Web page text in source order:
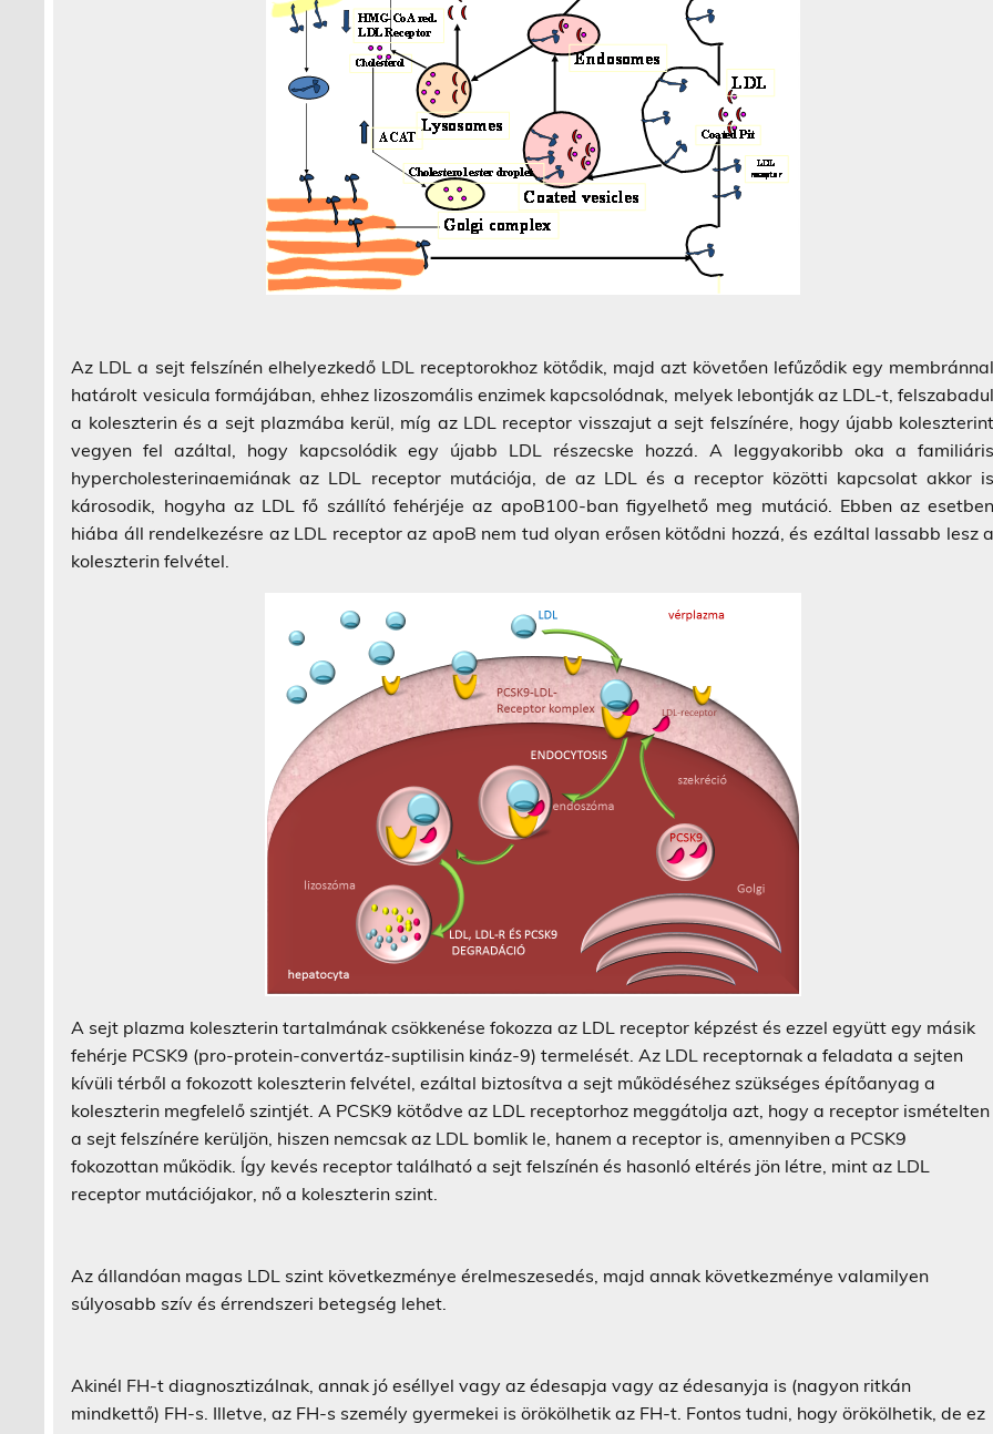
Az LDL a sejt felszínén elhelyezkedő LDL receptorokhoz kötődik, majd azt követően lefűződik egy membránnal
határolt vesicula formájában, ehhez lizoszomális enzimek kapcsolódnak, melyek lebontják az LDL-t, felszabadul
a koleszterin és a sejt plazmába kerül, míg az LDL receptor visszajut a sejt felszínére, hogy újabb koleszterint
vegyen fel azáltal, hogy kapcsolódik egy újabb LDL részecske hozzá. A leggyakoribb oka a familiáris
hypercholesterinaemiának az LDL receptor mutációja, de az LDL és a receptor közötti kapcsolat akkor is
károsodik, hogyha az LDL fő szállító fehérjéje az apoB100-ban figyelhető meg mutáció. Ebben az esetben
hiába áll rendelkezésre az LDL receptor az apoB nem tud olyan erősen kötődni hozzá, és ezáltal lassabb lesz a
koleszterin felvétel.
A sejt plazma koleszterin tartalmának csökkenése fokozza az LDL receptor képzést és ezzel együtt egy másik
fehérje PCSK9 (pro-protein-convertáz-suptilisin kináz-9) termelését. Az LDL receptornak a feladata a sejten
kívüli térből a fokozott koleszterin felvétel, ezáltal biztosítva a sejt működéséhez szükséges építőanyag a
koleszterin megfelelő szintjét. A PCSK9 kötődve az LDL receptorhoz meggátolja azt, hogy a receptor ismételten
a sejt felszínére kerüljön, hiszen nemcsak az LDL bomlik le, hanem a receptor is, amennyiben a PCSK9
fokozottan működik. Így kevés receptor található a sejt felszínén és hasonló eltérés jön létre, mint az LDL
receptor mutációjakor, nő a koleszterin szint.
Az állandóan magas LDL szint következménye érelmeszesedés, majd annak következménye valamilyen
súlyosabb szív és érrendszeri betegség lehet.
Akinél FH-t diagnosztizálnak, annak jó eséllyel vagy az édesapja vagy az édesanyja is (nagyon ritkán
mindkettő) FH-s. Illetve, az FH-s személy gyermekei is örökölhetik az FH-t. Fontos tudni, hogy örökölhetik, de ez